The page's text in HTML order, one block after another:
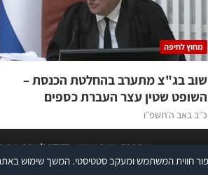
מחוץ לחיפה
שוב בג"צ מתערב בהחלטת הכנסת –
השופט שטין עצר העברת כספים
כ״ב באב ה׳תשפ״ו
אתר זה עושה שימוש בקוקיז לצורך